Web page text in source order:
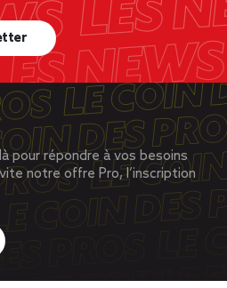
pour répondre à vos besoins
notre offre Pro, l’inscription